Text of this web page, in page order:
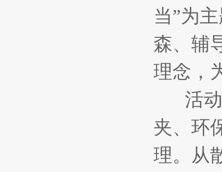
当”为
森、辅
理念，
活
夹、环
理。从